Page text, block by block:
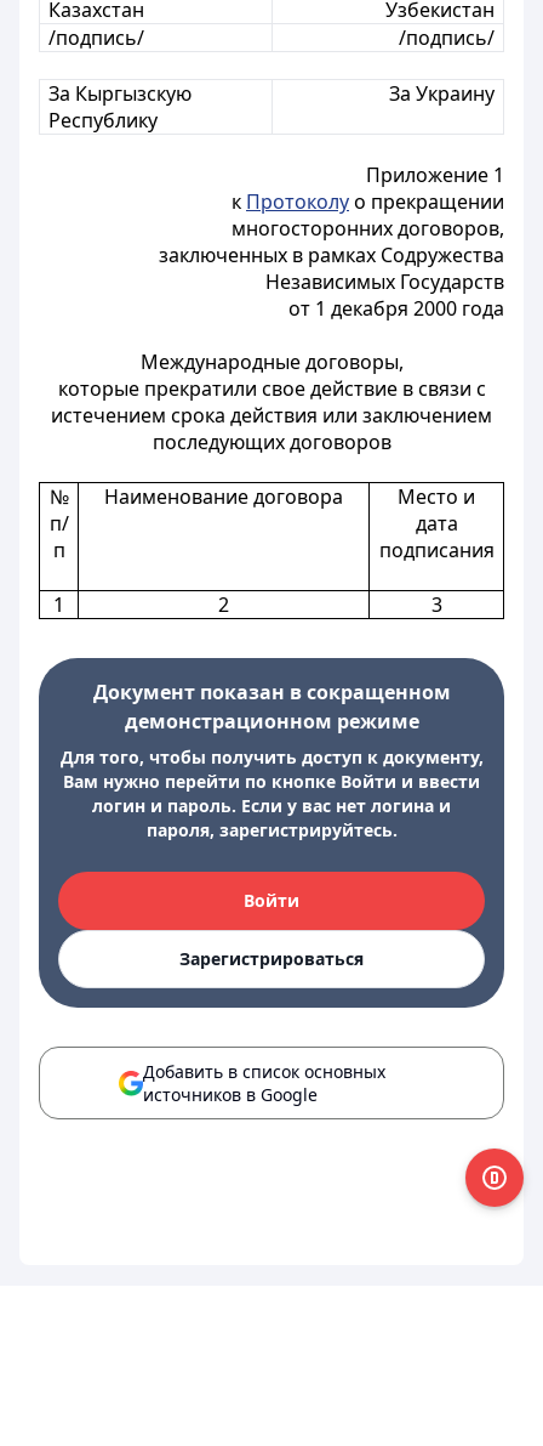
Казахстан
Узбекистан
/подпись/
/подпись/
За Кыргызскую
Республику
За Украину
Приложение 1
к Протоколуо прекращении
многосторонних договоров,
заключенных в рамках Содружества
Независимых Государств
от 1 декабря 2000 года
Международные договоры,
которые прекратили свое действие в связи с
истечением срока действия или заключением
последующих договоров
№
п/
п
Наименование договора
Место и
дата
подписания
1 2 3
Документ показан в сокращенном
демонстрационном режиме
Для того, чтобы получить доступ к документу,
Вам нужно перейти по кнопке Войти и ввести
логин и пароль. Если у вас нет логина и
пароля, зарегистрируйтесь.
Войти
Зарегистрироваться
Добавить в список основных
источников в Google